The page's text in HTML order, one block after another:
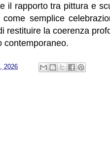
il rapporto tra pittura e
semplice
restituire la coerenza
contemporaneo.
2026